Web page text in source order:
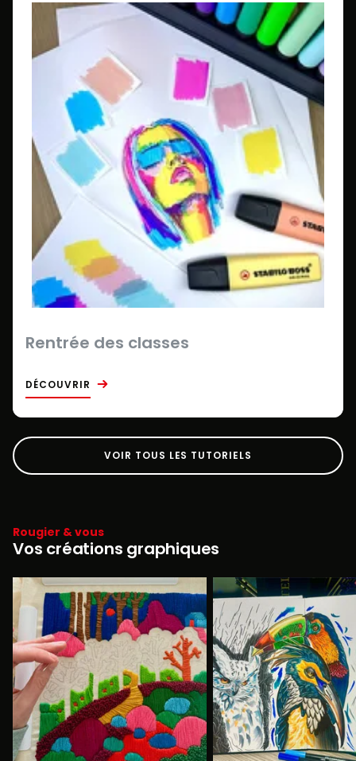
Rentrée des classes
DÉCOUVRIR
VOIR TOUS LES TUTORIELS
Rougier & vous
Vos créations graphiques